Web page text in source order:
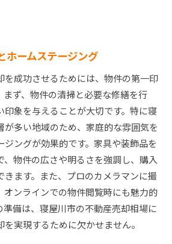
ホームステージング
を成功させるためには、物件の第一印
ず、物件の清掃と必要な修繕を行
印象を与えることが大切です。特に寝
が多い地域のため、家庭的な雰囲気を
ジングが効果的です。家具や装飾品を
、物件の広さや明るさを強調し、購入
きます。また、プロのカメラマンに撮
オンラインでの物件閲覧時にも魅力的
準備は、寝屋川市の不動産売却相場に
実現するために欠かせません。